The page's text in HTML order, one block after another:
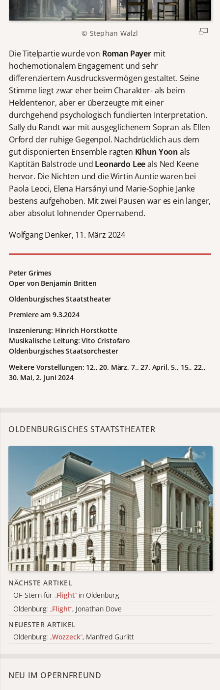
© Stephan Walzl
Die Titelpartie wurde von Roman Payer mit
hochemotionalem Engagement und sehr
differenziertem Ausdrucksvermögen gestaltet. Seine
Stimme liegt zwar eher beim Charakter- als beim
Heldentenor, aber er überzeugte mit einer
durchgehend psychologisch fundierten Interpretation.
Sally du Randt war mit ausgeglichenem Sopran als Ellen
Orford der ruhige Gegenpol. Nachdrücklich aus dem
gut disponierten Ensemble ragten Kihun Yoonals
Kaptitän Balstrode und Leonardo Leeals Ned Keene
hervor. Die Nichten und die Wirtin Auntie waren bei
Paola Leoci, Elena Harsányi und Marie-Sophie Janke
bestens aufgehoben. Mit zwei Pausen war es ein langer,
aber absolut lohnender Opernabend.
Wolfgang Denker, 11. März 2024
Peter Grimes
Oper von Benjamin Britten
Oldenburgisches Staatstheater
Premiere am 9.3.2024
Inszenierung: Hinrich Horstkotte
Musikalische Leitung: Vito Cristofaro
Oldenburgisches Staatsorchester
Weitere Vorstellungen: 12., 20. März, 7., 27. April, 5., 15., 22.,
30. Mai, 2. Juni 2024
OLDENBURGISCHES STAATSTHEATER
NÄCHSTE ARTIKEL
OF-Stern für „Flight“ in Oldenburg
Oldenburg: „Flight“, Jonathan Dove
NEUESTER ARTIKEL
Oldenburg: „Wozzeck“, Manfred Gurlitt
NEU IM OPERNFREUND